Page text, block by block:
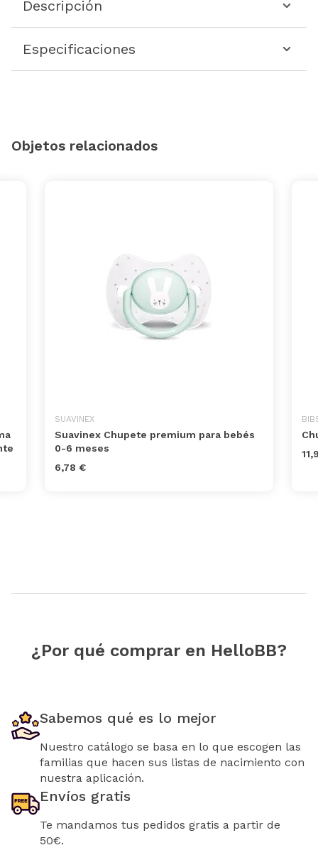
Descripción
Especificaciones
Objetos relacionados
SUAVINEX
Suavinex Chupete premium para bebés
0-6 meses
6,78 €
¿Por qué comprar en HelloBB?
Sabemos qué es lo mejor
Nuestro catálogo se basa en lo que escogen las
familias que hacen sus listas de nacimiento con
nuestra aplicación.
Envíos gratis
Te mandamos tus pedidos gratis a partir de
50€.